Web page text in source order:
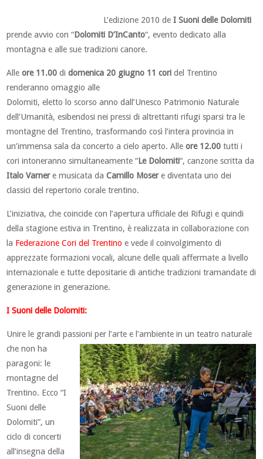
L’edizione 2010 deI Suoni delle Dolomiti
prende avvio con “Dolomiti D’InCanto“, evento dedicato alla
montagna e alle sue tradizioni canore.
Alleore 11.00didomenica 20 giugno 11 coridel Trentino
renderanno omaggio alle
Dolomiti, eletto lo scorso anno dall’Unesco Patrimonio Naturale
dell’Umanità, esibendosi nei pressi di altrettanti rifugi sparsi tra le
montagne del Trentino, trasformando così l’intera provincia in
un’immensa sala da concerto a cielo aperto. Alle ore 12.00 tutti i
cori intoneranno simultaneamente “Le Dolomiti“, canzone scritta da
Italo Varnere musicata da Camillo Mosere diventata uno dei
classici del repertorio corale trentino.
L’iniziativa, che coincide con l’apertura ufficiale dei Rifugi e quindi
della stagione estiva in Trentino, è realizzata in collaborazione con
la Federazione Cori del Trentino e vede il coinvolgimento di
apprezzate formazioni vocali, alcune delle quali affermate a livello
internazionale e tutte depositarie di antiche tradizioni tramandate di
generazione in generazione.
I Suoni delle Dolomiti:
Unire le grandi passioni per l’arte e l’ambiente in un teatro naturale
che non ha
paragoni: le
montagne del
Trentino. Ecco “I
Suoni delle
Dolomiti”, un
ciclo di concerti
all’insegna della